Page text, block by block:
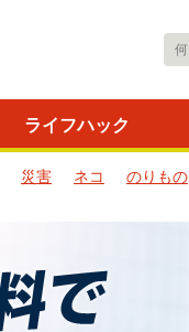
ライフハック
災害 ネコ のりもの